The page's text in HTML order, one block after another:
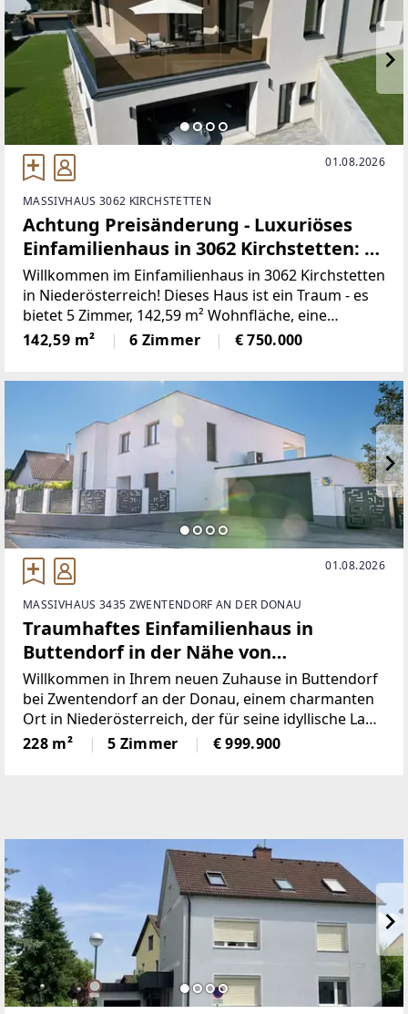
01.08.2026
MASSIVHAUS 3062 KIRCHSTETTEN
Achtung Preisänderung - Luxuriöses
Einfamilienhaus in 3062 Kirchstetten: 6
Zimmer, Erstbezug, Terrasse,
Doppelgarage
Willkommen im Einfamilienhaus in 3062 Kirchstetten
in Niederösterreich! Dieses Haus ist ein Traum - es
bietet 5 Zimmer, 142,59 m² Wohnfläche, eine
Terrasse, Garage, 2 WCs und 2 Bäder. Das Haus ist
nicht möbliert. Im Keller steht ein großer Raum mit
142,59 m² 6 Zimmer € 750.000
01.08.2026
MASSIVHAUS 3435 ZWENTENDORF AN DER DONAU
Traumhaftes Einfamilienhaus in
Buttendorf in der Nähe von
Zwentendorf an der Donau - Luxuriöses
Wohnen auf 228m²
Willkommen in Ihrem neuen Zuhause in Buttendorf
bei Zwentendorf an der Donau, einem charmanten
Ort in Niederösterreich, der für seine idyllische Lage
und seine malerische Landschaft bekannt ist. Hier
haben Sie die einzigartige Möglichkeit, ein
228 m² 5 Zimmer € 999.900